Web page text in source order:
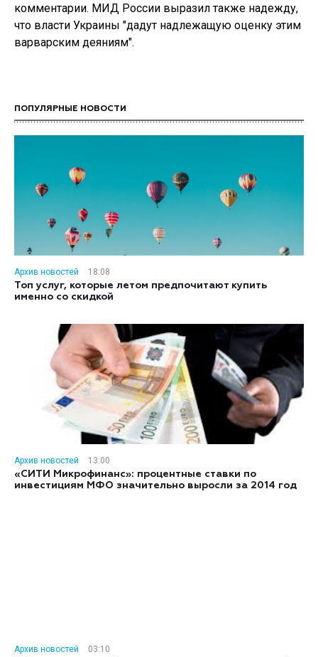
комментарии. МИД России выразил также надежду,
что власти Украины "дадут надлежащую оценку этим
варварским деяниям".
ПОПУЛЯРНЫЕ НОВОСТИ
Архив новостей
18:08
Топ услуг, которые летом предпочитают купить
именно со скидкой
Архив новостей
13:00
«СИТИ Микрофинанс»: процентные ставки по
инвестициям МФО значительно выросли за 2014 год
Архив новостей
03:10